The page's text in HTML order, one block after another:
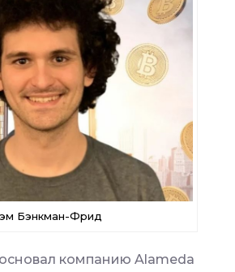
Бэнкман-Фрид
основал компанию Alameda